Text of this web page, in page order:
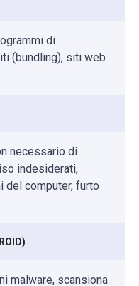
di
(bundling), siti web
necessario di
indesiderati,
del computer, furto
malware, scansiona